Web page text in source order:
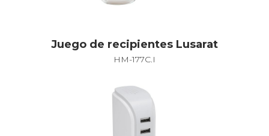
Juego de recipientes Lusarat
HM-177C.I